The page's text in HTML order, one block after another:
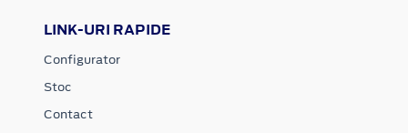
LINK-URI RAPIDE
Configurator
Stoc
Contact